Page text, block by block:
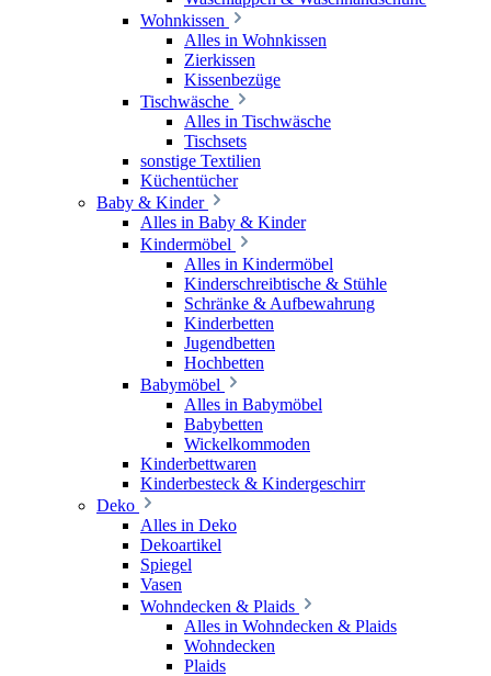
Wohnkissen
Alles in Wohnkissen
Zierkissen
Kissenbezüge
Tischwäsche
Alles in Tischwäsche
Tischsets
sonstige Textilien
Küchentücher
Baby & Kinder
Alles in Baby & Kinder
Kindermöbel
Alles in Kindermöbel
Kinderschreibtische & Stühle
Schränke & Aufbewahrung
Kinderbetten
Jugendbetten
Hochbetten
Babymöbel
Alles in Babymöbel
Babybetten
Wickelkommoden
Kinderbettwaren
Kinderbesteck & Kindergeschirr
Deko
Alles in Deko
Dekoartikel
Spiegel
Vasen
Wohndecken & Plaids
Alles in Wohndecken & Plaids
Wohndecken
Plaids